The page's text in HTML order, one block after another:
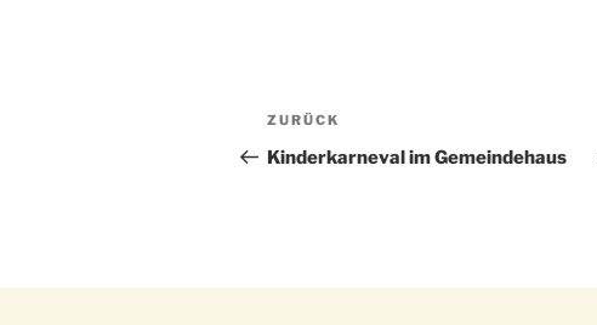
Beitragsnavigation
Vorheriger
Beitrag
ZURÜCK
Kinderkarneval im Gemeindehaus